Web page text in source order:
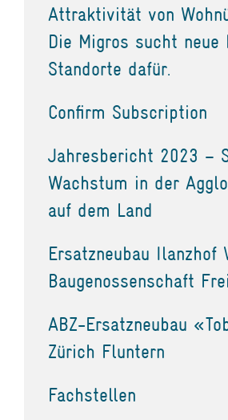
Attraktivität von
Die Migros sucht neue
Standorte dafür.
Confirm Subscription
Jahresbericht 2023 –
Wachstum in der
auf dem Land
Ersatzneubau Ilanzhof
Baugenossenschaft
ABZ-Ersatzneubau
Zürich Fluntern
Fachstellen